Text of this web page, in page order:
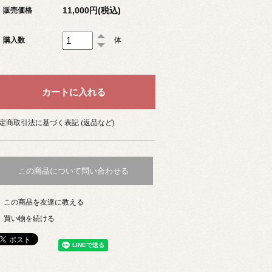
販売価格 11,000円(税込)
購入数 体
商取引法に基づく表記 (返品など)
この商品について問い合わせる
この商品を友達に教える
買い物を続ける